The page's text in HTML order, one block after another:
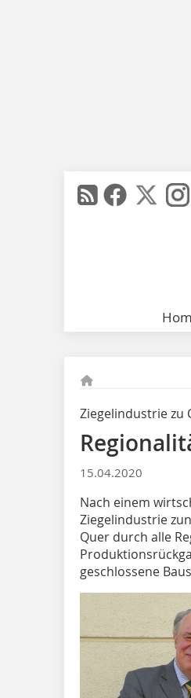
Ziegelindustrie zu
15.04.2020
Nach einem
Ziegelindustrie
Quer durch alle
geschlossene